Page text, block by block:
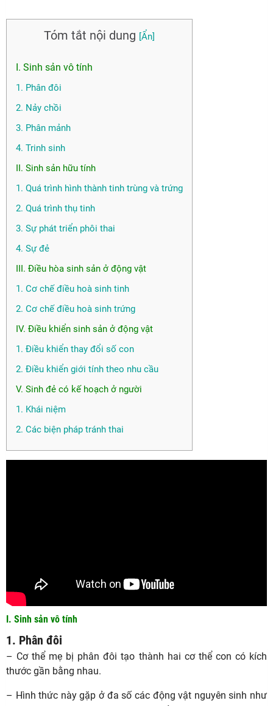
Tóm tắt nội dung
I. Sinh sản vô tính
1. Phân đôi
2. Nảy chồi
3. Phân mảnh
4. Trinh sinh
II. Sinh sản hữu tính
1. Quá trình hình thành tinh trùng và trứng
2. Quá trình thụ tinh
3. Sự phát triển phôi thai
4. Sự đẻ
III. Điều hòa sinh sản ở động vật
1. Cơ chế điều hoà sinh tinh
2. Cơ chế điều hoà sinh trứng
IV. Điều khiển sinh sản ở động vật
1. Điều khiển thay đổi số con
2. Điều khiển giới tính theo nhu cầu
V. Sinh đẻ có kế hoạch ở người
1. Khái niệm
2. Các biện pháp tránh thai
I. Sinh sản vô tính
1. Phân đôi
– Cơ thể mẹ bị phân đôi tạo thành hai cơ thể con có kích
thước gần bằng nhau.
– Hình thức này gặp ở đa số các động vật nguyên sinh như